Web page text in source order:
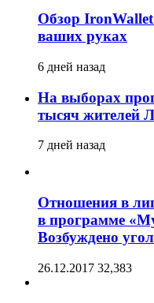
Обзор
ваших руках
6 дней назад
На выборах
тысяч жителей
7 дней назад
Отношения в
в программе
Возбуждено
26.12.2017 32,383